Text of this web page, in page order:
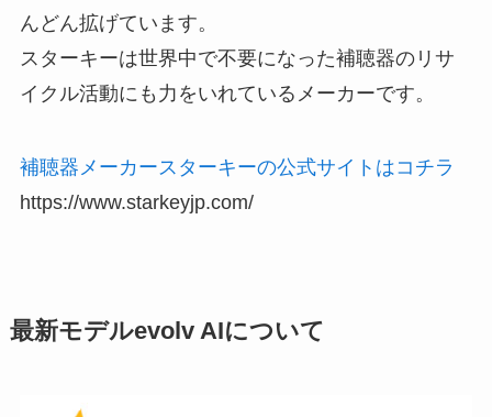
んどん拡げています。
スターキーは世界中で不要になった補聴器のリサ
イクル活動にも力をいれているメーカーです。
補聴器メーカースターキーの公式サイトはコチラ
https://www.starkeyjp.com/
最新モデルevolv AIについて